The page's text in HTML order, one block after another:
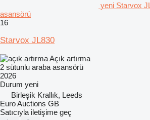
yeni Starvox
asansörü
16
Starvox JL830
Açık artırma
2 sütunlu araba asansörü
2026
Durum yeni
Birleşik Krallık, Leeds
Euro Auctions GB
Satıcıyla iletişime geç